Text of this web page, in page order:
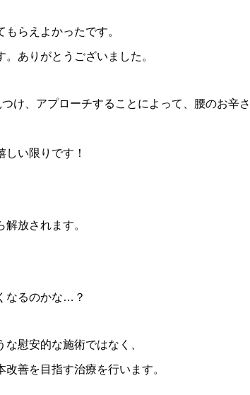
らえよかったです。
ありがとうございました。
け、アプローチすることによって、腰のお辛さ
い限りです！
放されます。
なるのかな…？
慰安的な施術ではなく、
善を目指す治療を行います。